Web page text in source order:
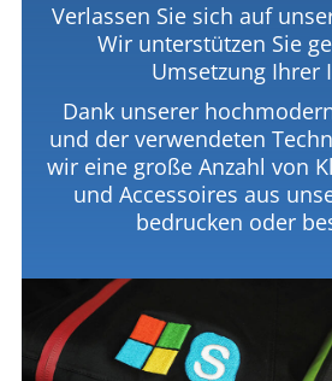
Verlassen Sie sich auf
Wir unterstützen Sie
Umsetzung Ihrer
Dank unserer
und der verwendeten
wir eine große Anzahl von
und Accessoires aus
bedrucken oder